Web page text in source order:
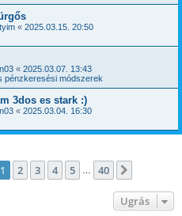
« 2025.03.15. 20:50
« 2025.03.07. 13:43
pénzkeresési módszerek
3dos es stark :)
« 2025.03.04. 16:30
1 40
1 2 3 4 5 40
Ugrás